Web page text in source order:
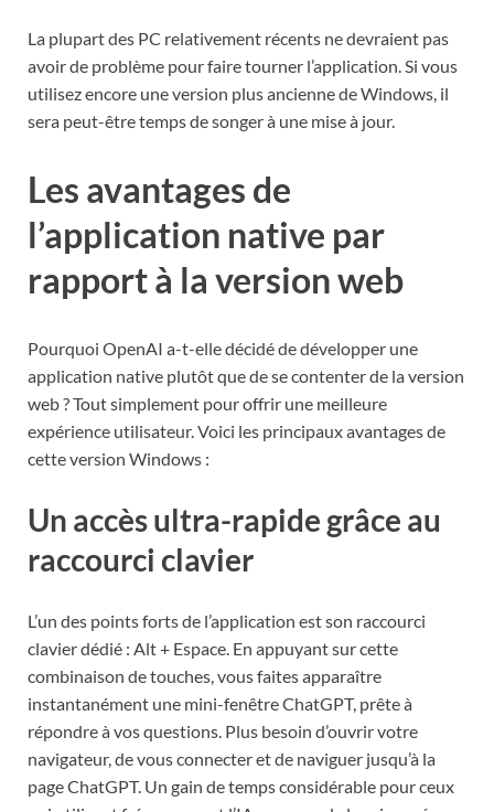
La plupart des PC relativement récents ne devraient pas
avoir de problème pour faire tourner l’application. Si vous
utilisez encore une version plus ancienne de Windows, il
sera peut-être temps de songer à une mise à jour.
Les avantages de
l’application native par
rapport à la version web
Pourquoi OpenAI a-t-elle décidé de développer une
application native plutôt que de se contenter de la version
web ? Tout simplement pour offrir une meilleure
expérience utilisateur. Voici les principaux avantages de
cette version Windows :
Un accès ultra-rapide grâce au
raccourci clavier
L’un des points forts de l’application est son raccourci
clavier dédié : Alt + Espace. En appuyant sur cette
combinaison de touches, vous faites apparaître
instantanément une mini-fenêtre ChatGPT, prête à
répondre à vos questions. Plus besoin d’ouvrir votre
navigateur, de vous connecter et de naviguer jusqu’à la
page ChatGPT. Un gain de temps considérable pour ceux